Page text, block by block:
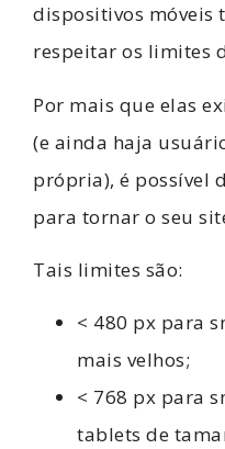
dispositivos móveis
respeitar os limites
Por mais que elas
(e ainda haja
própria), é possível
para tornar o seu
Tais limites são:
< 480 px para
mais velhos;
< 768 px para
tablets de